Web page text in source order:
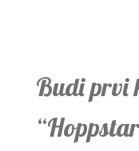
Budi prvi